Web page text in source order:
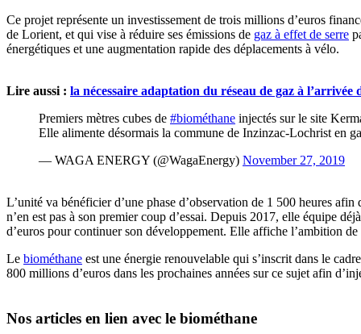
Ce projet représente un investissement de trois millions d’euros
de Lorient, et qui vise à réduire ses émissions de gaz à effet de serre
énergétiques et une augmentation rapide des déplacements à vélo.
Lire aussi : la nécessaire adaptation du réseau de gaz à l’arrivée
Premiers mètres cubes de #biométhane injectés sur le site
Elle alimente désormais la commune de Inzinzac-Lochrist en
— WAGA ENERGY (@WagaEnergy) November 27, 2019
L’unité va bénéficier d’une phase d’observation de 1 500 heures
n’en est pas à son premier coup d’essai. Depuis 2017, elle équipe
d’euros pour continuer son développement. Elle affiche l’ambition
Le biométhane est une énergie renouvelable qui s’inscrit dans le
800 millions d’euros dans les prochaines années sur ce sujet afin
Nos articles en lien avec le biométhane